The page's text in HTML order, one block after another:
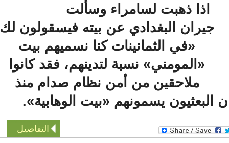
اذا ذهبت لسامراء وسألت
جيران البغدادي عن بيته فيسقولون لك
«في الثمانينات كنا نسميهم بيت
«المومني» نسبة لتدينهم، فقد كانوا
ملاحقين من أمن نظام صدام منذ
البعثيون يسمونهم «بيت الوهابية».
التفاصيل